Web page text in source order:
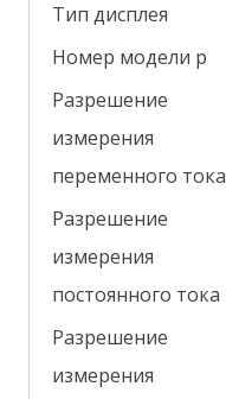
Тип дисплея
Номер модели р
Разрешение
измерения
переменного тока
Разрешение
измерения
постоянного тока
Разрешение
измерения